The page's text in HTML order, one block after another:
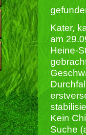
Kater,
am
Heine-
Kein
Suche